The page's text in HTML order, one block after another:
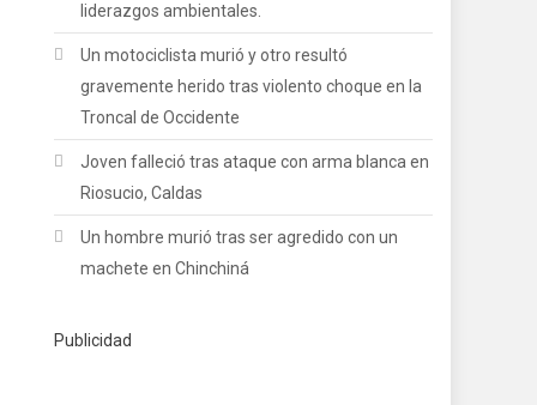
liderazgos ambientales.
Un motociclista murió y otro resultó
gravemente herido tras violento choque en la
Troncal de Occidente
Joven falleció tras ataque con arma blanca en
Riosucio, Caldas
Un hombre murió tras ser agredido con un
machete en Chinchiná
Publicidad